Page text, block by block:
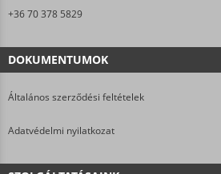
+36 70 378 5829
DOKUMENTUMOK
Általános szerződési feltételek
Adatvédelmi nyilatkozat